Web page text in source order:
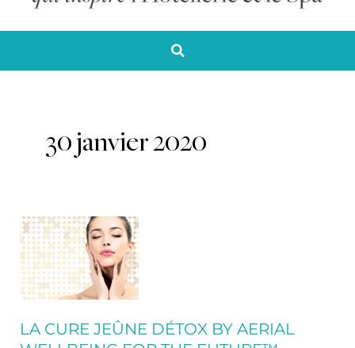
30 janvier 2020
LA CURE JEÛNE DÉTOX BY AERIAL
La
cure
jeûne
détox
by
Aerial
Wellbeing